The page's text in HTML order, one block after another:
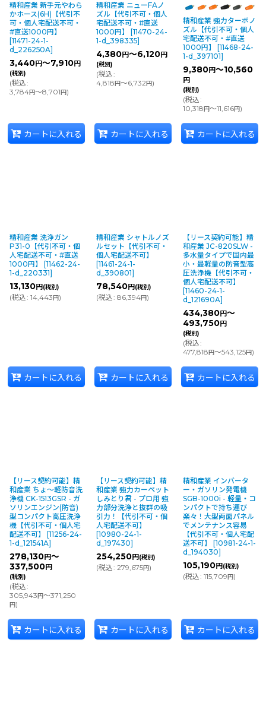
精和産業 新手元やわら
かホース(6H)【代引不
可・個人宅配送不可・
#直送1000円】
[11471-24-1-
d_226250A]
3,440円～7,910円
(税別)
(税込:
3,784円～8,701円)
カートに入れる
精和産業 ニューFAノ
ズル【代引不可・個人
宅配送不可・#直送
1000円】
[11470-24-
1-d_398335]
4,380円～6,120円
(税別)
(税込:
4,818円～6,732円)
カートに入れる
精和産業 強力ターボノ
ズル【代引不可・個人
宅配送不可・#直送
1000円】
[11468-24-
1-d_397101]
9,380円～10,560
円
(税別)
(税込:
10,318 円～11,616円)
カートに入れる
精和産業 洗浄ガン
P31-0【代引不可・個
人宅配送不可・#直送
1000円】
[11462-24-
1-d_220331]
13,130円 (税別)
(税込: 14,443 円)
カートに入れる
精和産業 シャトルノズ
ルセット【代引不可・
個人宅配送不可】
[11461-24-1-
d_390801]
78,540円 (税別)
(税込: 86,394円)
カートに入れる
【リース契約可能】精
和産業 JC-820SLW -
多水量タイプで国内最
小・最軽量の防音型高
圧洗浄機【代引不可・
個人宅配送不可】
[11460-24-1-
d_121690A]
434,380円～
493,750円
(税別)
(税込:
477,818 円～543,125円)
カートに入れる
【リース契約可能】精
和産業 ちょ〜軽防音洗
浄機 CK-1513GSR - ガ
ソリンエンジン(防音)
型コンパクト高圧洗浄
機【代引不可・個人宅
配送不可】
[11256-24-
1-d_121541A]
278,130円～
337,500円
(税別)
(税込:
305,943 円～371,250
円)
カートに入れる
【リース契約可能】精
和産業 強力カーペット
しみとり君 - プロ用 強
力部分洗浄と抜群の吸
引力！【代引不可・個
人宅配送不可】
[10980-24-1-
d_197430]
254,250円 (税別)
(税込: 279,675円)
カートに入れる
精和産業 インバータ
ー・ガソリン発電機
SGB-1000i - 軽量・コ
ンパクトで持ち運び
楽々！大型両面パネル
でメンテナンス容易
【代引不可・個人宅配
送不可】
[10981-24-1-
d_194030]
105,190円 (税別)
(税込: 115,709 円)
カートに入れる